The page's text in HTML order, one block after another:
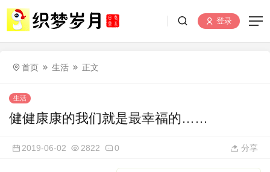
登录
首页 生活 正文
生活
健健康康的我们就是最幸福的……
2019-06-02 2822 0 分享